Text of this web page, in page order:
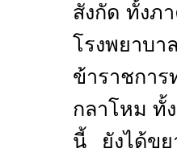
สังกัด ทั้งภ
โรงพยาบ
ข้าราชกา
กลาโหม ทั้ง
นี้ ยังได้ข